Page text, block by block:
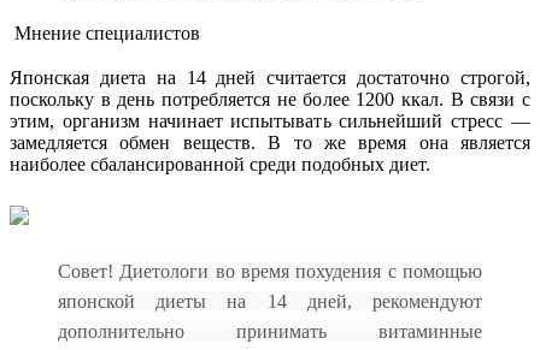
Мнение специалистов
Японская диета на 14 дней считается достаточно строгой,
поскольку в день потребляется не более 1200 ккал. В связи с
этим, организм начинает испытывать сильнейший стресс —
замедляется обмен веществ. В то же время она является
наиболее сбалансированной среди подобных диет.
Совет! Диетологи во время похудения с помощью
японской диеты на 14 дней, рекомендуют
дополнительно принимать витаминные